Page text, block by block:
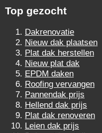
Top gezocht
Dakrenovatie
Nieuw dak plaatsen
Plat dak herstellen
Nieuw plat dak
EPDM daken
Roofing vervangen
Pannendak prijs
Hellend dak prijs
Plat dak renoveren
Leien dak prijs